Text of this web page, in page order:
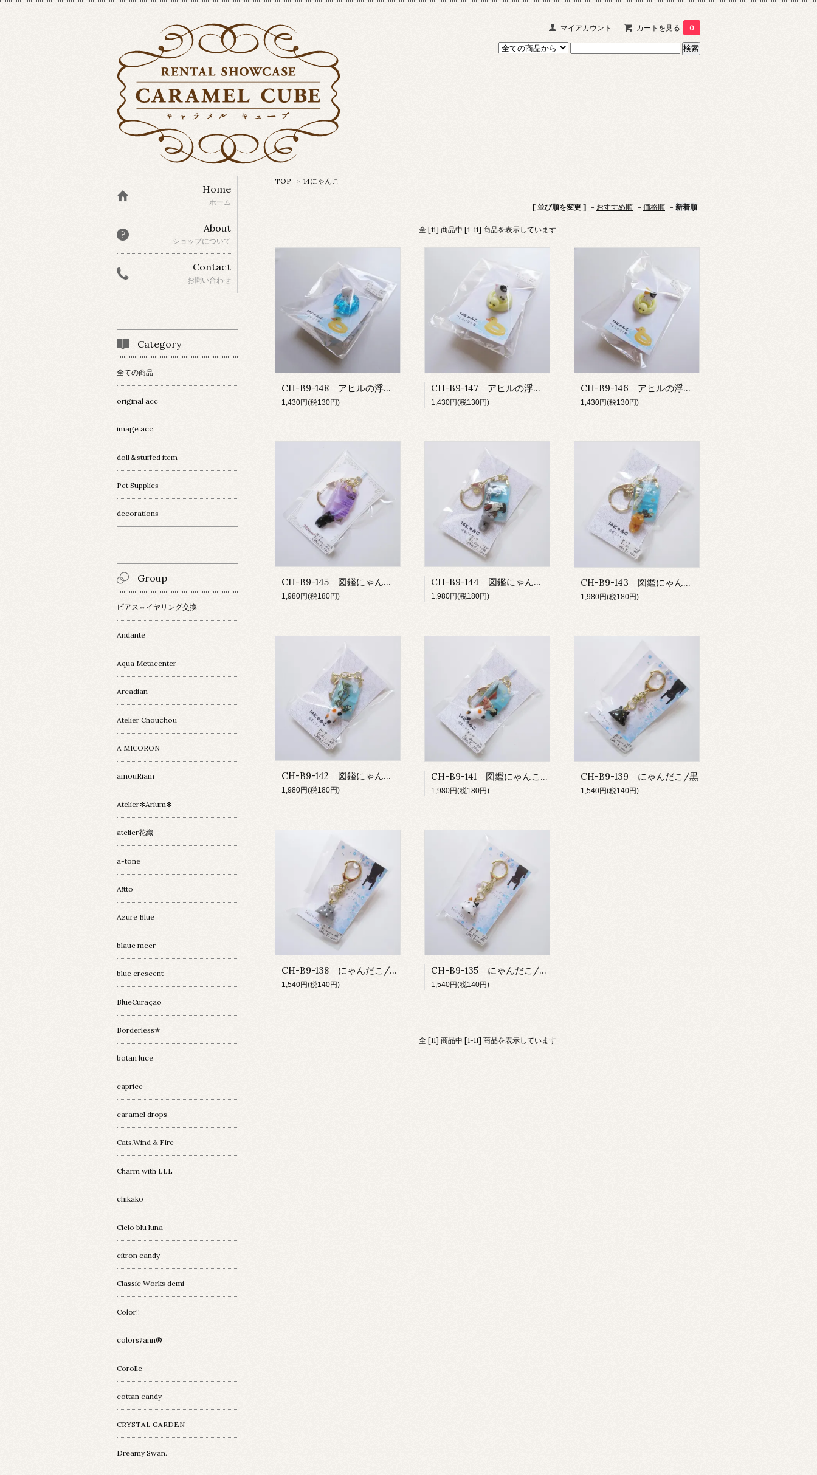
マイアカウント カートを見る 0
TOP > 14にゃんこ
[ 並び順を変更 ] - おすすめ順 - 価格順 - 新着順
全 [11] 商品中 [1-11] 商品を表示しています
CH-B9-148 アヒルの浮き輪/白
1,430円(税130円)
CH-B9-147 アヒルの浮き輪/ブチ
1,430円(税130円)
CH-B9-146 アヒルの浮き輪/ミケ
1,430円(税130円)
CH-B9-145 図鑑にゃんこ/藤
1,980円(税180円)
CH-B9-144 図鑑にゃんこ/浮世絵
1,980円(税180円)
CH-B9-143 図鑑にゃんこ/浮世絵
1,980円(税180円)
CH-B9-142 図鑑にゃんこ/浮世絵
1,980円(税180円)
CH-B9-141 図鑑にゃんこ/浮世絵
1,980円(税180円)
CH-B9-139 にゃんだこ/黒
1,540円(税140円)
CH-B9-138 にゃんだこ/サバトラ
1,540円(税140円)
CH-B9-135 にゃんだこ/ミケ
1,540円(税140円)
全 [11] 商品中 [1-11] 商品を表示しています
Home
ホーム
About
ショップについて
Contact
お問い合わせ
Category
全ての商品
original acc
image acc
doll＆stuffed item
Pet Supplies
decorations
Group
ピアス⇔イヤリング交換
Andante
Aqua Metacenter
Arcadian
Atelier Chouchou
A MICORON
amouRiam
Atelier✻Arium✻
atelier花織
a-tone
A!tto
Azure Blue
blaue meer
blue crescent
BlueCuraçao
Borderless✯
botan luce
caprice
caramel drops
Cats,Wind & Fire
Charm with LLL
chikako
Cielo blu luna
citron candy
Classic Works demi
Color!!
colors♪ann®︎
Corolle
cottan candy
CRYSTAL GARDEN
Dreamy Swan.